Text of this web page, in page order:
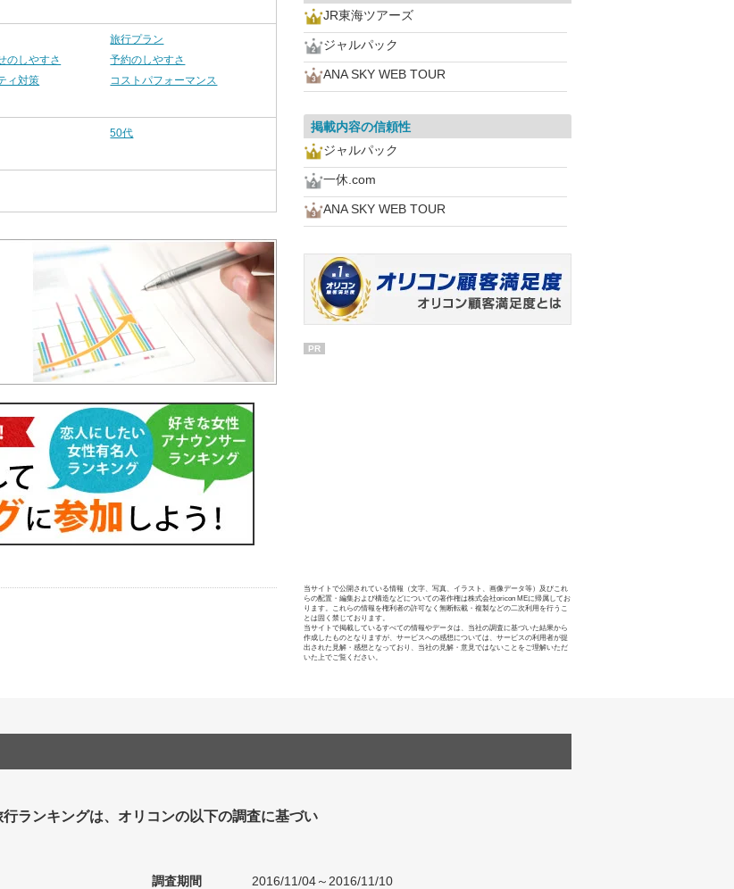
旅行プラン
のしやすさ
予約のしやすさ
ィ対策
コストパフォーマンス
50代
JR東海ツアーズ
ジャルパック
ANA SKY WEB TOUR
掲載内容の信頼性
ジャルパック
一休.com
ANA SKY WEB TOUR
PR
当サイトで公開されている情報（文字、写真、イラスト、画像データ等）及びこれ
らの配置・編集および構造などについての著作権は株式会社oricon MEに帰属してお
ります。これらの情報を権利者の許可なく無断転載・複製などの二次利用を行うこ
とは固く禁じております。
当サイトで掲載しているすべての情報やデータは、当社の調査に基づいた結果から
作成したものとなりますが、サービスへの感想については、サービスの利用者が提
出された見解・感想となっており、当社の見解・意見ではないことをご理解いただ
いた上でご覧ください。
ランキングは、オリコンの以下の調査に基づい
調査期間
2016/11/04～2016/11/10